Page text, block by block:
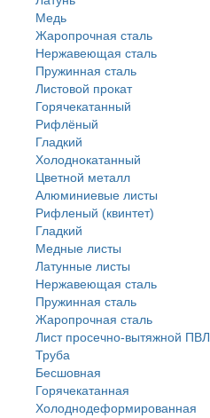
Медь
Жаропрочная сталь
Нержавеющая сталь
Пружинная сталь
Листовой прокат
Горячекатанный
Рифлёный
Гладкий
Холоднокатанный
Цветной металл
Алюминиевые листы
Рифленый (квинтет)
Гладкий
Медные листы
Латунные листы
Нержавеющая сталь
Пружинная сталь
Жаропрочная сталь
Лист просечно-вытяжной ПВЛ
Труба
Бесшовная
Горячекатанная
Холоднодеформированная